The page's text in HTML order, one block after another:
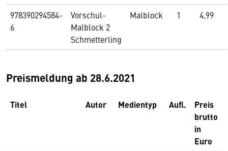
978390294584-
6
Vorschul-
Malblock 2
Schmetterling
Malblock 1 4,99
Preismeldung ab 28.6.2021
Titel Autor Medientyp Aufl.
Preis
brutto
in
Euro